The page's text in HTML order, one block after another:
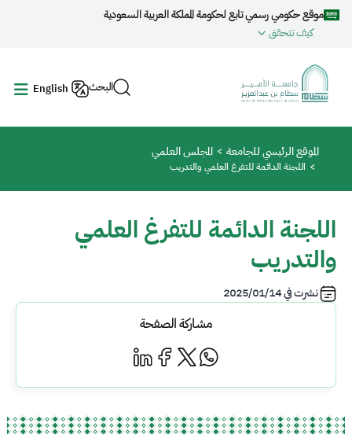
تجاوز إلى المحتوى الرئيسي
موقع حكومي رسمي تابع لحكومة المملكة العربية السعودية
كيف تتحقق
البحث English
مسار التنقل
الموقع الرئيسي للجامعة المجلس العلمي
اللجنة الدائمة للتفرغ العلمي والتدريب
اللجنة الدائمة للتفرغ العلمي
والتدريب
نشرت في2025/01/14
مشاركة الصفحة